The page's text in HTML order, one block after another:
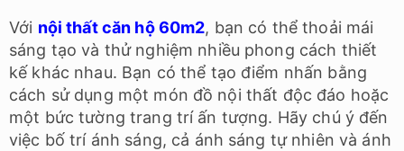
Với nội thất căn hộ 60m2, bạn có thể thoải mái
sáng tạo và thử nghiệm nhiều phong cách thiết
kế khác nhau. Bạn có thể tạo điểm nhấn bằng
cách sử dụng một món đồ nội thất độc đáo hoặc
một bức tường trang trí ấn tượng. Hãy chú ý đến
việc bố trí ánh sáng, cả ánh sáng tự nhiên và ánh